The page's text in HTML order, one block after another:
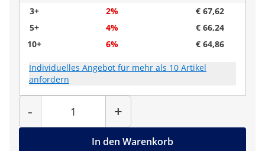
3+
2%
€ 67,62
5+
4%
€ 66,24
10+
6% € 64,86
Individuelles Angebot für mehr als 10 Artikel
anfordern
-
Menge
+
In den Warenkorb